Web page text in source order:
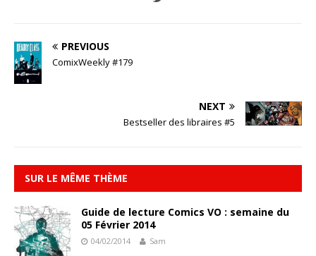
PREVIOUS
ComixWeekly #179
NEXT
Bestseller des libraires #5
SUR LE MÊME THÈME
Guide de lecture Comics VO : semaine du
05 Février 2014
04/02/2014 Sam